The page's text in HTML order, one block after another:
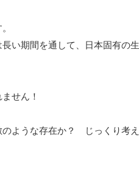
い期間を通して、日本固有の
せん！
ような存在か？ じっくり考え